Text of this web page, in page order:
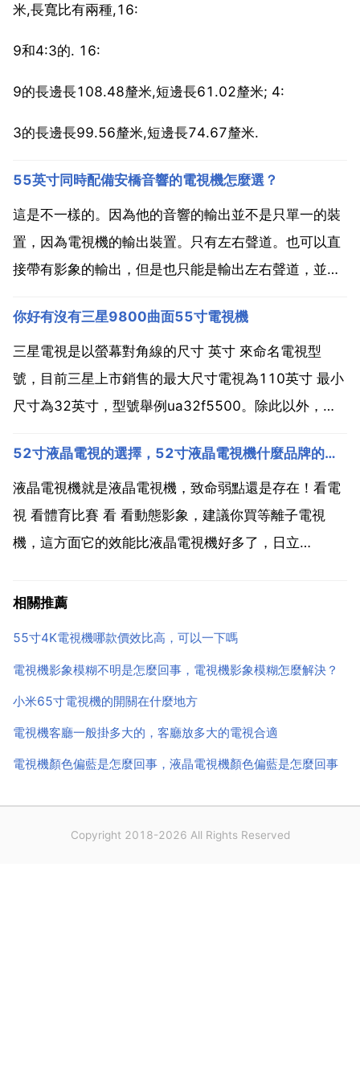
米,長寬比有兩種,16:
9和4:3的. 16:
9的長邊長108.48釐米,短邊長61.02釐米; 4:
3的長邊長99.56釐米,短邊長74.67釐米.
55英寸同時配備安橋音響的電視機怎麼選？
這是不一樣的。因為他的音響的輸出並不是只單一的裝
置，因為電視機的輸出裝置。只有左右聲道。也可以直
接帶有影象的輸出，但是也只能是輸出左右聲道，並不
電。1 電源故障 這是一個應該說是非常簡單的故障，一
般的液晶顯示器分機內電源和機外電源兩種，機外的常
見一些...
你好有沒有三星9800曲面55寸電視機
三星電視是以螢幕對角線的尺寸 英寸 來命名電視型
號，目前三星上市銷售的最大尺寸電視為110英寸 最小
尺寸為32英寸，型號舉例ua32f5500。除此以外，三
75 85 88 105等。三星等離子電視具備的尺寸有43
51 60 6...
52寸液晶電視的選擇，52寸液晶電視機什麼品牌的最好？
液晶電視機就是液晶電視機，致命弱點還是存在！看電
視 看體育比賽 看 看動態影象，建議你買等離子電視
機，這方面它的效能比液晶電視機好多了，日立
種電視機我都有，一比較等離子電視機好多了，耗電方
相關推薦
55寸4K電視機哪款價效比高，可以一下嗎
電視機影象模糊不明是怎麼回事，電視機影象模糊怎麼解決？
小米65寸電視機的開關在什麼地方
電視機客廳一般掛多大的，客廳放多大的電視合適
電視機顏色偏藍是怎麼回事，液晶電視機顏色偏藍是怎麼回事
Copyright 2018-2026 All Rights Reserved